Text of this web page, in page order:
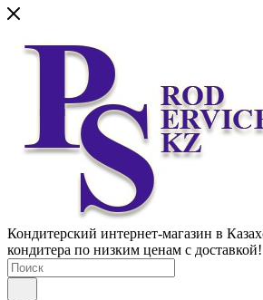
Кондитерский интернет-магазин в
кондитера по низким ценам с доставкой!